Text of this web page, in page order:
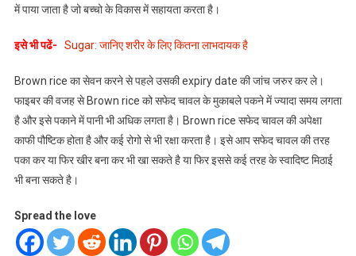
में पाया जाता है जो बच्चो के विकास में सहायता करता है।
इसे भी पढें- Sugar: जानिए शरीर के लिए कितना लाभदायक है
Brown rice का सेवन करने से पहले उसकी expiry date की जांच जरुर कर ले।
फाइबर की वजह से Brown rice को सफेद चावल के मुकाबले पकने में ज्यादा समय लगता
है और इसे पकाने में पानी भी अधिक लगता है। Brown rice सफेद चावल की अपेक्षा
काफी पौष्टिक होता है और कई रोगो से भी रक्षा करता है। इसे आप सफेद चावल की तरह
पका कर या फिर खीर बना कर भी खा सकते है या फिर इससे कई तरह के स्वादिष्ट मिठाई
भी बना सकते है।
Spread the love